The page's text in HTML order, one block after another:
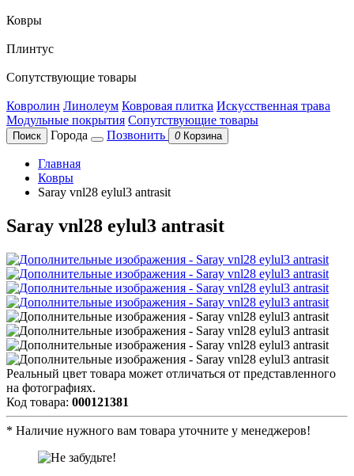
Ковры
Плинтус
Сопутствующие товары
Ковролин Линолеум Ковровая плитка Искусственная трава
Модульные покрытия Сопутствующие товары
Поиск Города Позвонить 0 Корзина
Главная
Ковры
Saray vnl28 eylul3 antrasit
Saray vnl28 eylul3 antrasit
Реальный цвет товара может отличаться от представленного
на фотографиях.
Код товара: 000121381
* Наличие нужного вам товара уточните у менеджеров!